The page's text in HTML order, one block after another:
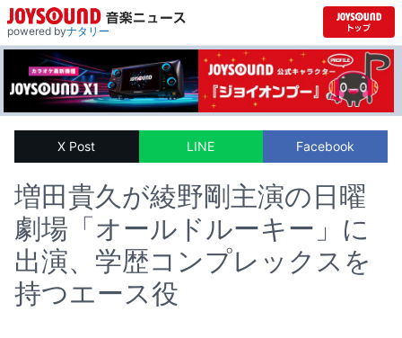
powered byナタリー
X Post LINE Facebook
増田貴久が綾野剛主演の日曜
劇場「オールドルーキー」に
出演、学歴コンプレックスを
持つエース役